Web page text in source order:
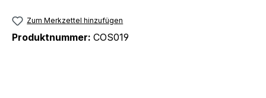
Zum Merkzettel hinzufügen
Produktnummer: COS019